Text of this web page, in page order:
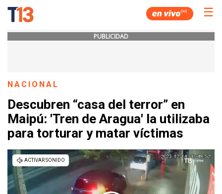
☰
PUBLICIDAD
NACIONAL
Descubren “casa del terror” en
Maipú: 'Tren de Aragua' la utilizaba
para torturar y matar víctimas